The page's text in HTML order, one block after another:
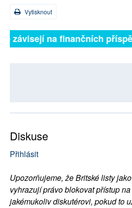
Vytisknout
závisejí na finančních
Diskuse
Přihlásit
Upozorňujeme, že Britské listy
vyhrazují právo blokovat přístup
jakémukoliv diskutérovi, pokud to